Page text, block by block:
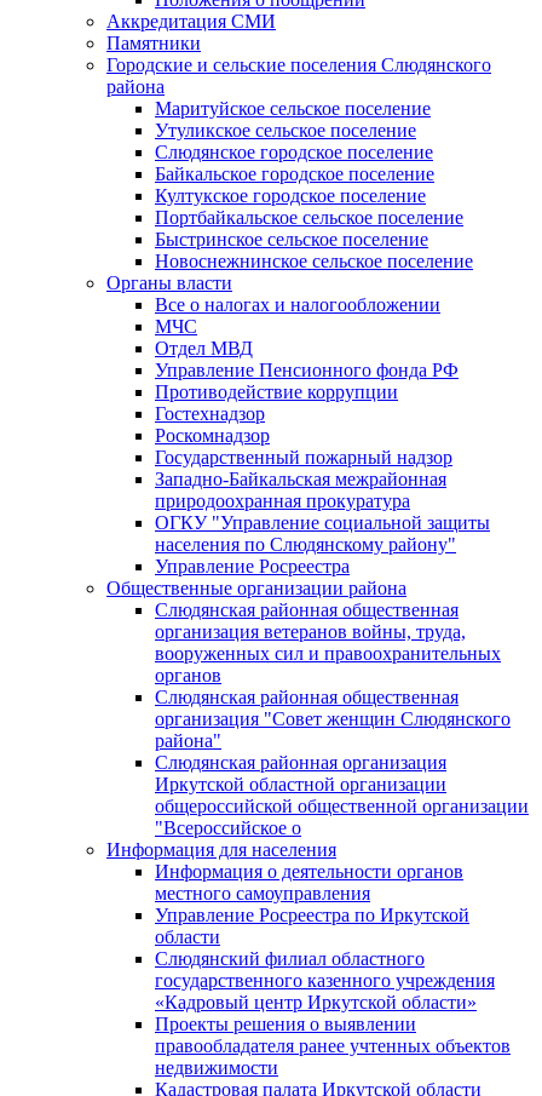
Аккредитация СМИ
Памятники
Городские и сельские поселения Слюдянского
района
Маритуйское сельское поселение
Утуликское сельское поселение
Слюдянское городское поселение
Байкальское городское поселение
Култукское городское поселение
Портбайкальское сельское поселение
Быстринское сельское поселение
Новоснежнинское сельское поселение
Органы власти
Все о налогах и налогообложении
МЧС
Отдел МВД
Управление Пенсионного фонда РФ
Противодействие коррупции
Гостехнадзор
Роскомнадзор
Государственный пожарный надзор
Западно-Байкальская межрайонная
природоохранная прокуратура
ОГКУ "Управление социальной защиты
населения по Слюдянскому району"
Управление Росреестра
Общественные организации района
Слюдянская районная общественная
организация ветеранов войны, труда,
вооруженных сил и правоохранительных
органов
Слюдянская районная общественная
организация "Совет женщин Слюдянского
района"
Слюдянская районная организация
Иркутской областной организации
общероссийской общественной организации
"Всероссийское о
Информация для населения
Информация о деятельности органов
местного самоуправления
Управление Росреестра по Иркутской
области
Слюдянский филиал областного
государственного казенного учреждения
«Кадровый центр Иркутской области»
Проекты решения о выявлении
правообладателя ранее учтенных объектов
недвижимости
Кадастровая палата Иркутской области